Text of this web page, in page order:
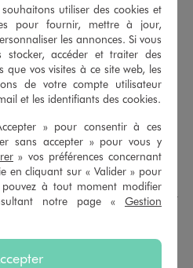
GÉMO.
MES ARTICLES
avez la possibilité de faire
dans nos magasins. Les tarifs
sur simple demande. Voir
cartes cadeaux GÉMO d’un
10€ et 150€. Les cartes cadeau
an, utilisables en plusieurs fois, pour
Offrez vos cartes cadeau
utiliser des cookies et
pour fournir, mettre à jour,
les annonces. Si vous
stocker, accéder et traiter des
que vos visites à ce site web, les
de votre compte utilisateur
et les identifiants des cookies.
» pour consentir à ces
sans accepter » pour vous y
» vos préférences concernant
en cliquant sur « Valider » pour
à tout moment modifier
notre page « Gestion